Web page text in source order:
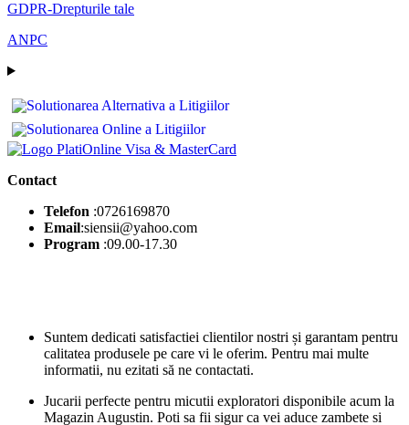
GDPR-Drepturile tale
ANPC
Contact
Telefon :0726169870
Email:siensii@yahoo.com
Program :09.00-17.30
Suntem dedicati satisfactiei clientilor nostri și garantam pentru
calitatea produsele pe care vi le oferim. Pentru mai multe
informatii, nu ezitati să ne contactati.
Jucarii perfecte pentru micutii exploratori disponibile acum la
Magazin Augustin. Poti sa fii sigur ca vei aduce zambete si